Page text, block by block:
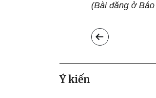
(Bài đăng ở
Ý kiến